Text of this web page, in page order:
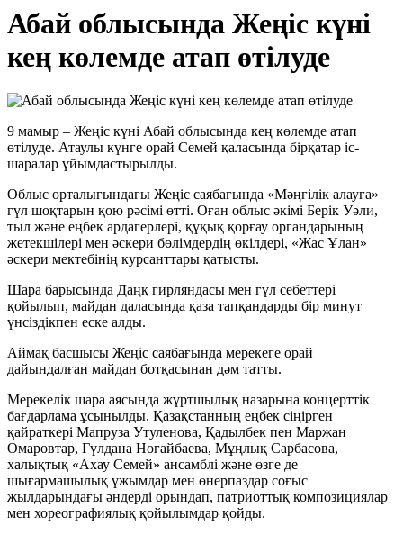
Абай облысында Жеңіс күні
кең көлемде атап өтілуде
9 мамыр – Жеңіс күні Абай облысында кең көлемде атап
өтілуде. Атаулы күнге орай Семей қаласында бірқатар іс-
шаралар ұйымдастырылды.
Облыс орталығындағы Жеңіс саябағында «Мәңгілік алауға»
гүл шоқтарын қою рәсімі өтті. Оған облыс әкімі Берік Уәли,
тыл және еңбек ардагерлері, құқық қорғау органдарының
жетекшілері мен әскери бөлімдердің өкілдері, «Жас Ұлан»
әскери мектебінің курсанттары қатысты.
Шара барысында Даңқ гирляндасы мен гүл себеттері
қойылып, майдан даласында қаза тапқандарды бір минут
үнсіздікпен еске алды.
Аймақ басшысы Жеңіс саябағында мерекеге орай
дайындалған майдан ботқасынан дәм татты.
Мерекелік шара аясында жұртшылық назарына концерттік
бағдарлама ұсынылды. Қазақстанның еңбек сіңірген
қайраткері Мапруза Утуленова, Қадылбек пен Маржан
Омаровтар, Гүлдана Ноғайбаева, Мұңлық Сарбасова,
халықтық «Ахау Семей» ансамблі және өзге де
шығармашылық ұжымдар мен өнерпаздар соғыс
жылдарындағы әндерді орындап, патриоттық композициялар
мен хореографиялық қойылымдар қойды.